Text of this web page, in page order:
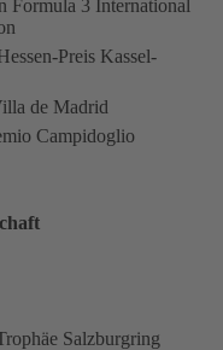
Formula 3 International
Preis Kassel-
de Madrid
Campidoglio
Salzburgring